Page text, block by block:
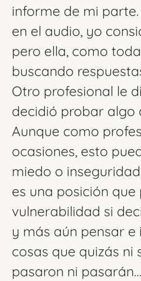
informe de mi
en el audio, yo
pero ella, como
buscando
Otro profesional le
decidió probar algo
Aunque como
ocasiones, esto
miedo o
es una posición
vulnerabilidad si
y más aún pensar
cosas que quizás ni
pasaron ni